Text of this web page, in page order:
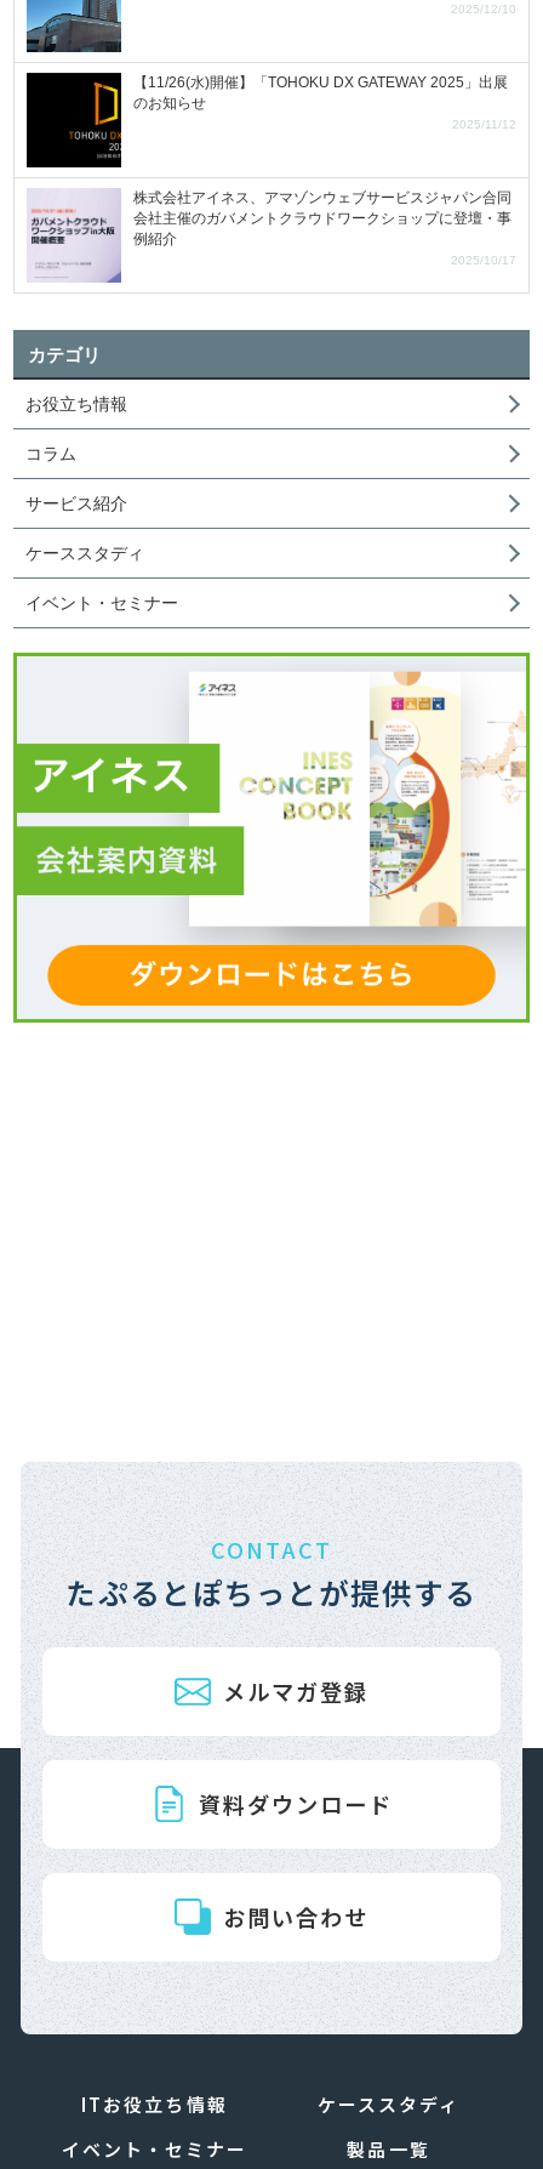
2025/12/10
【11/26(水)開催】「TOHOKU DX GATEWAY 2025」出展
のお知らせ
2025/11/12
株式会社アイネス、アマゾンウェブサービスジャパン合同
会社主催のガバメントクラウドワークショップに登壇・事
例紹介
2025/10/17
カテゴリ
お役立ち情報
コラム
サービス紹介
ケーススタディ
イベント・セミナー
CONTACT
たぷるとぽちっとが提供する
メルマガ登録
資料ダウンロード
お問い合わせ
ITお役立ち情報
ケーススタディ
イベント・セミナー
製品一覧